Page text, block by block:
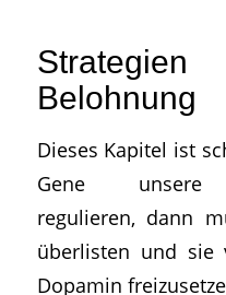
Belohnung
Dieses Kapitel ist
Gene unsere
regulieren, dann
überlisten und sie
Dopamin